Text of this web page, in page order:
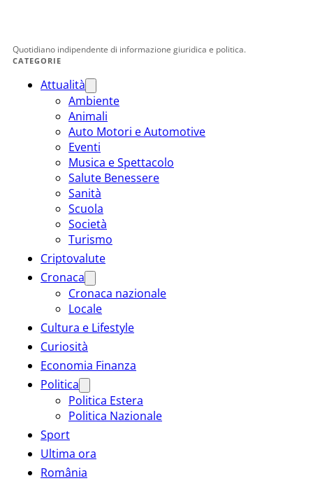
Quotidiano indipendente di informazione giuridica e politica.
CATEGORIE
Attualità
Ambiente
Animali
Auto Motori e Automotive
Eventi
Musica e Spettacolo
Salute Benessere
Sanità
Scuola
Società
Turismo
Criptovalute
Cronaca
Cronaca nazionale
Locale
Cultura e Lifestyle
Curiosità
Economia Finanza
Politica
Politica Estera
Politica Nazionale
Sport
Ultima ora
România